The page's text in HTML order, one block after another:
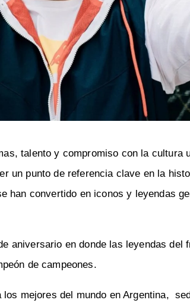
talento y compromiso con la cultura
un punto de referencia clave en la
han convertido en iconos y leyendas
aniversario en donde las leyendas del
de campeones.
mejores del mundo en Argentina,